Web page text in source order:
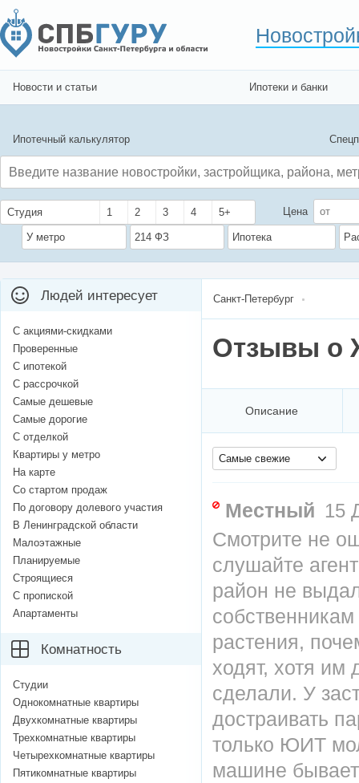
Новости и статьи Ипотеки и банки
Ипотечный калькулятор
Студия 1 2 3 4 5+ Цена
У метро 214 ФЗ Ипотека
Санкт-Петербург
Отзывы о
Описание
Самые свежие
Местный 15
Смотрите не
слушайте
район не
растения,
ходят, хотя им
сделали. У
достраивать
только ЮИТ
машине
Людей интересует
С акциями-скидками
Проверенные
С ипотекой
С рассрочкой
Самые дешевые
Самые дорогие
С отделкой
Квартиры у метро
На карте
Со стартом продаж
По договору долевого участия
В Ленинградской области
Малоэтажные
Планируемые
Строящиеся
С пропиской
Апартаменты
Комнатность
Студии
Однокомнатные квартиры
Двухкомнатные квартиры
Трехкомнатные квартиры
Четырехкомнатные квартиры
Пятикомнатные квартиры